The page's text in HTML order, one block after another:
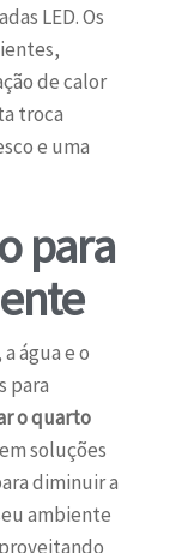
LED. Os
de calor
troca
e uma
para
água e o
para
o quarto
soluções
diminuir a
ambiente